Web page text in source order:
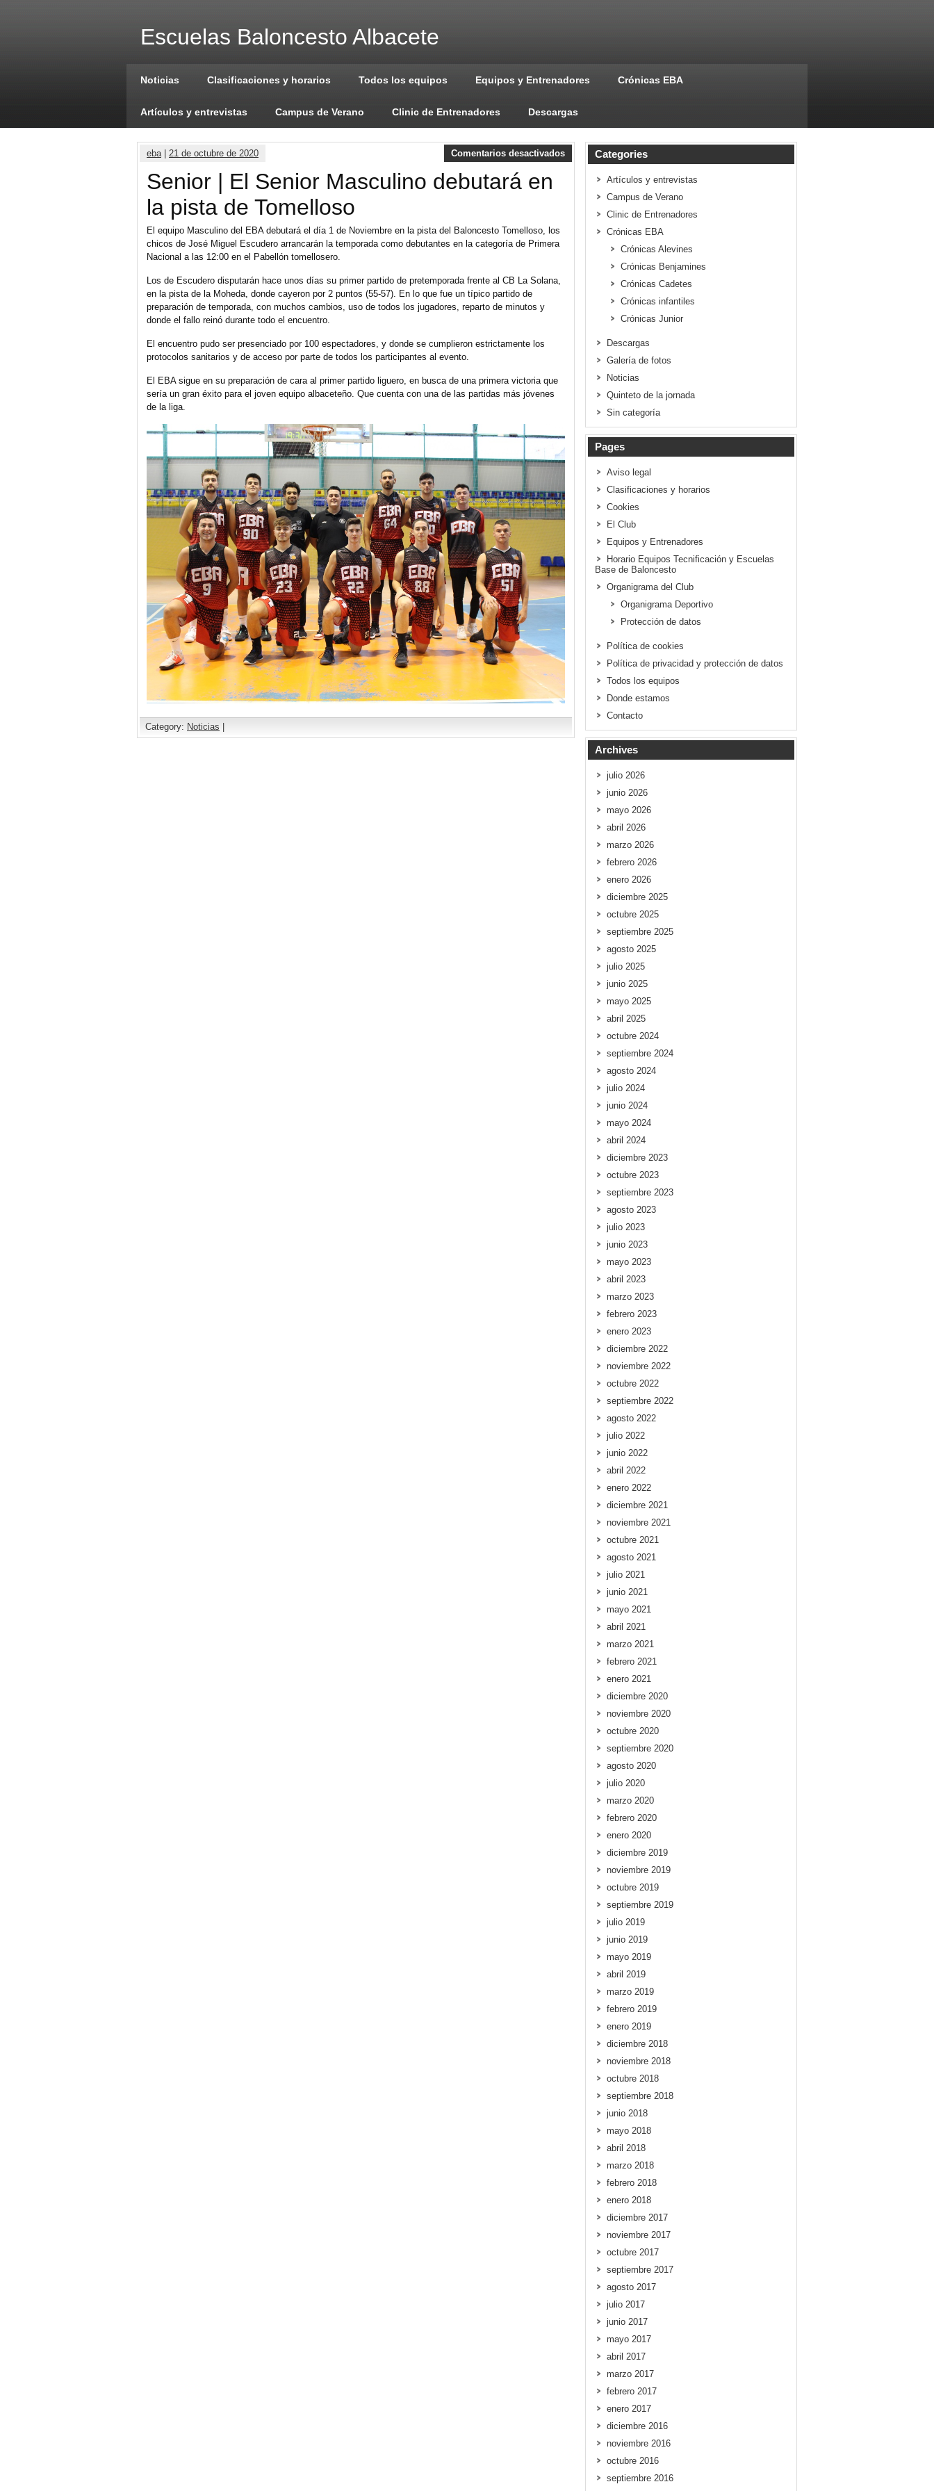
Escuelas Baloncesto Albacete
Noticias Clasificaciones y horarios Todos los equipos Equipos y Entrenadores Crónicas EBA
Artículos y entrevistas Campus de Verano Clinic de Entrenadores Descargas
eba| 21 de octubre de 2020 Comentarios desactivados
Senior | El Senior Masculino debutará en
la pista de Tomelloso
El equipo Masculino del EBA debutará el día 1 de Noviembre en la pista del Baloncesto Tomelloso, los
chicos de José Miguel Escudero arrancarán la temporada como debutantes en la categoría de Primera
Nacional a las 12:00 en el Pabellón tomellosero.
Los de Escudero disputarán hace unos días su primer partido de pretemporada frente al CB La Solana,
en la pista de la Moheda, donde cayeron por 2 puntos (55-57). En lo que fue un típico partido de
preparación de temporada, con muchos cambios, uso de todos los jugadores, reparto de minutos y
donde el fallo reinó durante todo el encuentro.
El encuentro pudo ser presenciado por 100 espectadores, y donde se cumplieron estrictamente los
protocolos sanitarios y de acceso por parte de todos los participantes al evento.
El EBA sigue en su preparación de cara al primer partido liguero, en busca de una primera victoria que
sería un gran éxito para el joven equipo albaceteño. Que cuenta con una de las partidas más jóvenes
de la liga.
Category: Noticias |
Categories
Artículos y entrevistas
Campus de Verano
Clinic de Entrenadores
Crónicas EBA
Crónicas Alevines
Crónicas Benjamines
Crónicas Cadetes
Crónicas infantiles
Crónicas Junior
Descargas
Galería de fotos
Noticias
Quinteto de la jornada
Sin categoría
Pages
Aviso legal
Clasificaciones y horarios
Cookies
El Club
Equipos y Entrenadores
Horario Equipos Tecnificación y Escuelas
Base de Baloncesto
Organigrama del Club
Organigrama Deportivo
Protección de datos
Política de cookies
Política de privacidad y protección de datos
Todos los equipos
Donde estamos
Contacto
Archives
julio 2026
junio 2026
mayo 2026
abril 2026
marzo 2026
febrero 2026
enero 2026
diciembre 2025
octubre 2025
septiembre 2025
agosto 2025
julio 2025
junio 2025
mayo 2025
abril 2025
octubre 2024
septiembre 2024
agosto 2024
julio 2024
junio 2024
mayo 2024
abril 2024
diciembre 2023
octubre 2023
septiembre 2023
agosto 2023
julio 2023
junio 2023
mayo 2023
abril 2023
marzo 2023
febrero 2023
enero 2023
diciembre 2022
noviembre 2022
octubre 2022
septiembre 2022
agosto 2022
julio 2022
junio 2022
abril 2022
enero 2022
diciembre 2021
noviembre 2021
octubre 2021
agosto 2021
julio 2021
junio 2021
mayo 2021
abril 2021
marzo 2021
febrero 2021
enero 2021
diciembre 2020
noviembre 2020
octubre 2020
septiembre 2020
agosto 2020
julio 2020
marzo 2020
febrero 2020
enero 2020
diciembre 2019
noviembre 2019
octubre 2019
septiembre 2019
julio 2019
junio 2019
mayo 2019
abril 2019
marzo 2019
febrero 2019
enero 2019
diciembre 2018
noviembre 2018
octubre 2018
septiembre 2018
junio 2018
mayo 2018
abril 2018
marzo 2018
febrero 2018
enero 2018
diciembre 2017
noviembre 2017
octubre 2017
septiembre 2017
agosto 2017
julio 2017
junio 2017
mayo 2017
abril 2017
marzo 2017
febrero 2017
enero 2017
diciembre 2016
noviembre 2016
octubre 2016
septiembre 2016